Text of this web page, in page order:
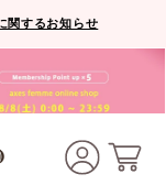
関するお知らせ